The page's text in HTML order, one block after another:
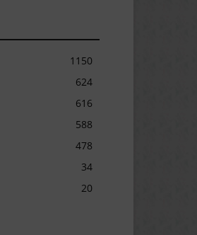
1150
624
616
588
478
34
20